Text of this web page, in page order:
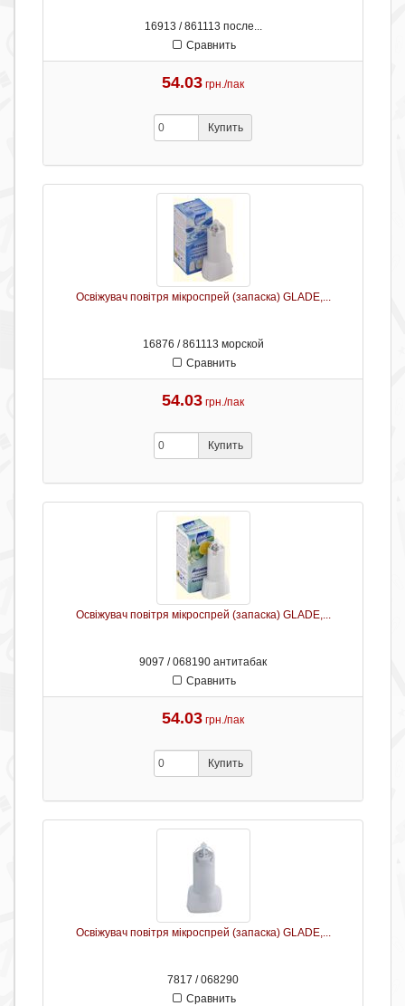
16913 / 861113 после...
Сравнить
54.03 грн./пак
Купить
Освіжувач повітря мікроспрей (запаска) GLADE,...
16876 / 861113 морской
Сравнить
54.03 грн./пак
Купить
Освіжувач повітря мікроспрей (запаска) GLADE,...
9097 / 068190 антитабак
Сравнить
54.03 грн./пак
Купить
Освіжувач повітря мікроспрей (запаска) GLADE,...
7817 / 068290
Сравнить